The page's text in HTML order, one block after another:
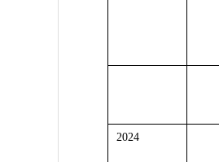
2024